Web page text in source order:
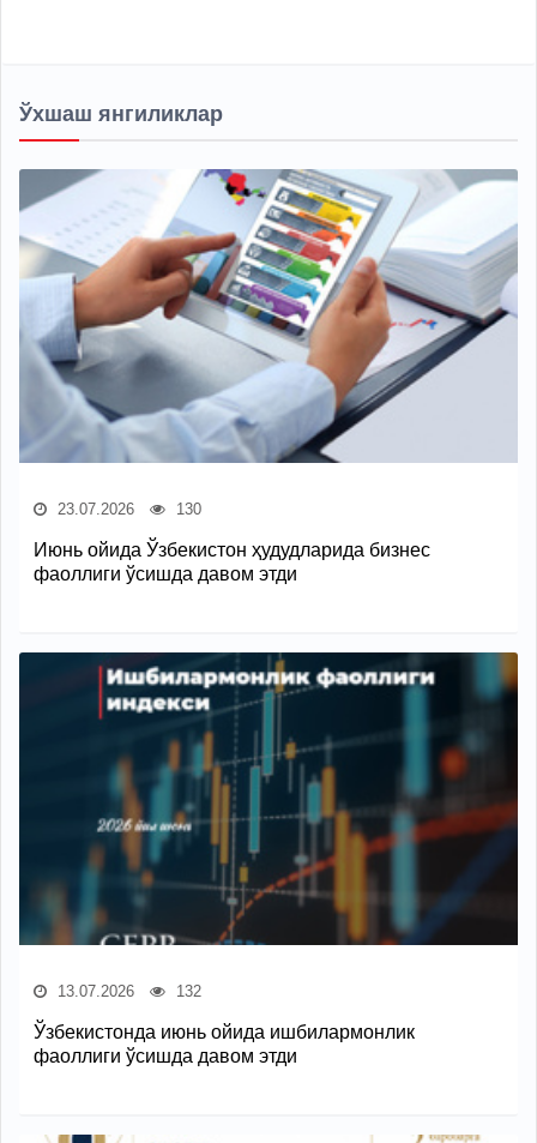
Ўхшаш янгиликлар
23.07.2026 130
Июнь ойида Ўзбекистон ҳудудларида бизнес
фаоллиги ўсишда давом этди
13.07.2026 132
Ўзбекистонда июнь ойида ишбилармонлик
фаоллиги ўсишда давом этди